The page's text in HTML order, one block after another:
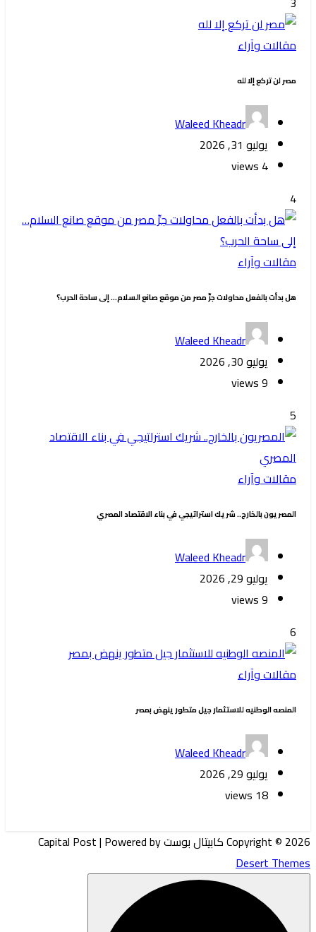
مقالات وآراء
‏مصر لن تركع إلا لله
Waleed Kheadr
يوليو 31, 2026
4 views
4
مقالات وآراء
هل بدأت بالفعل محاولات جرِّ مصر من موقع صانع السلام… إلى ساحة الحرب؟
Waleed Kheadr
يوليو 30, 2026
9 views
5
مقالات وآراء
المصريون بالخارج.. شريك استراتيجي في بناء الاقتصاد المصري
Waleed Kheadr
يوليو 29, 2026
9 views
6
مقالات وآراء
المنصه الوطنيه للاستثمار جيل متطور ينهض بمصر
Waleed Kheadr
يوليو 29, 2026
18 views
Copyright © 2026 كابيتال بوست Capital Post | Powered by
Desert Themes